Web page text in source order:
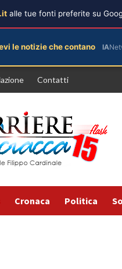
Contatti
Cronaca Politica
alle tue fonti preferite su
le notizie che contano IA